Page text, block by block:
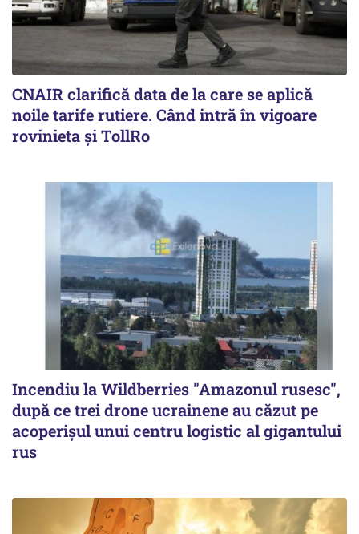
CNAIR clarifică data de la care se aplică
noile tarife rutiere. Când intră în vigoare
rovinieta și TollRo
Incendiu la Wildberries "Amazonul rusesc",
după ce trei drone ucrainene au căzut pe
acoperişul unui centru logistic al gigantului
rus